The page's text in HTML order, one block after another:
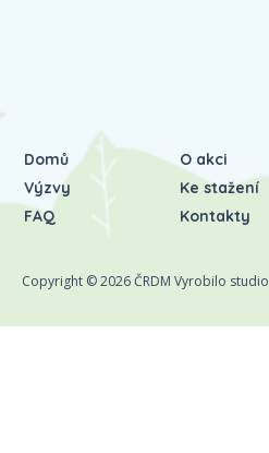
Domů O akci
Výzvy
Ke stažení
FAQ
Kontakty
Copyright © 2026 ČRDM Vyrobilo studio